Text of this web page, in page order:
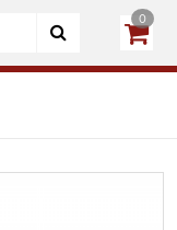
CREEAZĂ CONT
0